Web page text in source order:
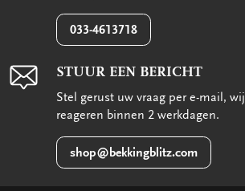
033-4613718
STUUR EEN BERICHT
Stel gerust uw vraag per e-mail, wij
reageren binnen 2 werkdagen.
shop@bekkingblitz.com